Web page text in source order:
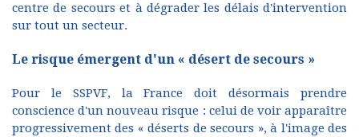
centre de secours et à dégrader les délais d'intervention
sur tout un secteur.
Le risque émergent d'un « désert de secours »
Pour le SSPVF, la France doit désormais prendre
conscience d'un nouveau risque : celui de voir apparaître
progressivement des « déserts de secours », à l'image des